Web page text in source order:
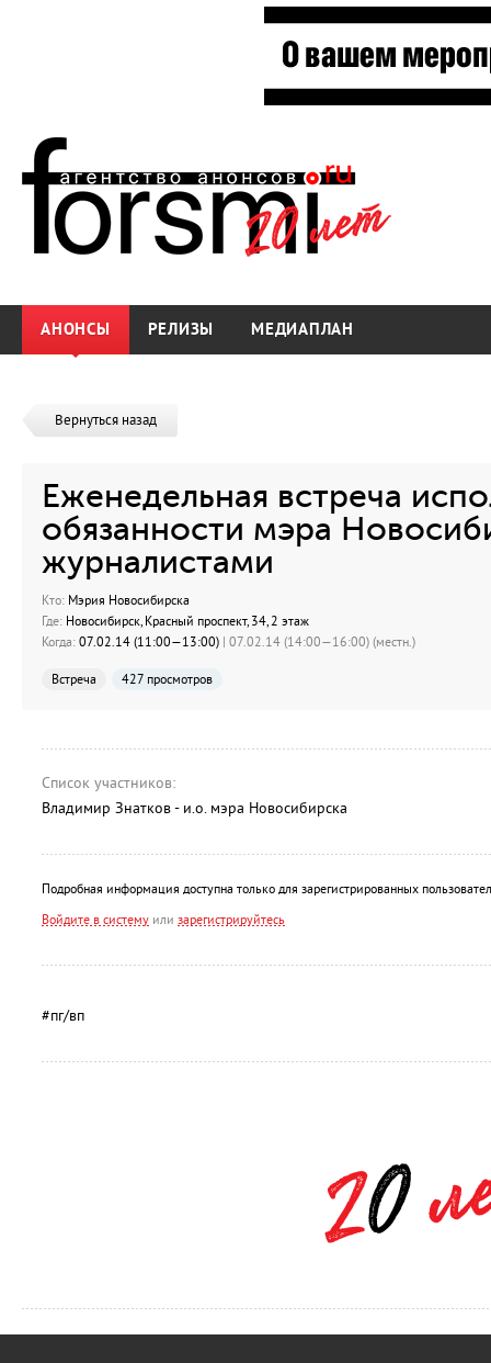
АНОНСЫ РЕЛИЗЫ МЕДИАПЛАН
Вернуться назад
Еженедельная встреча
обязанности мэра
журналистами
Кто: Мэрия Новосибирска
Где: Новосибирск, Красный проспект, 34, 2 этаж
Когда: 07.02.14 (11:00—13:00) | 07.02.14 (14:00—16:00) (местн.)
Встреча 427 просмотров
Список участников:
Владимир Знатков - и.о. мэра Новосибирска
Подробная информация доступна только для зарегистрированных
Войдите в систему или зарегистрируйтесь
#пг/вп